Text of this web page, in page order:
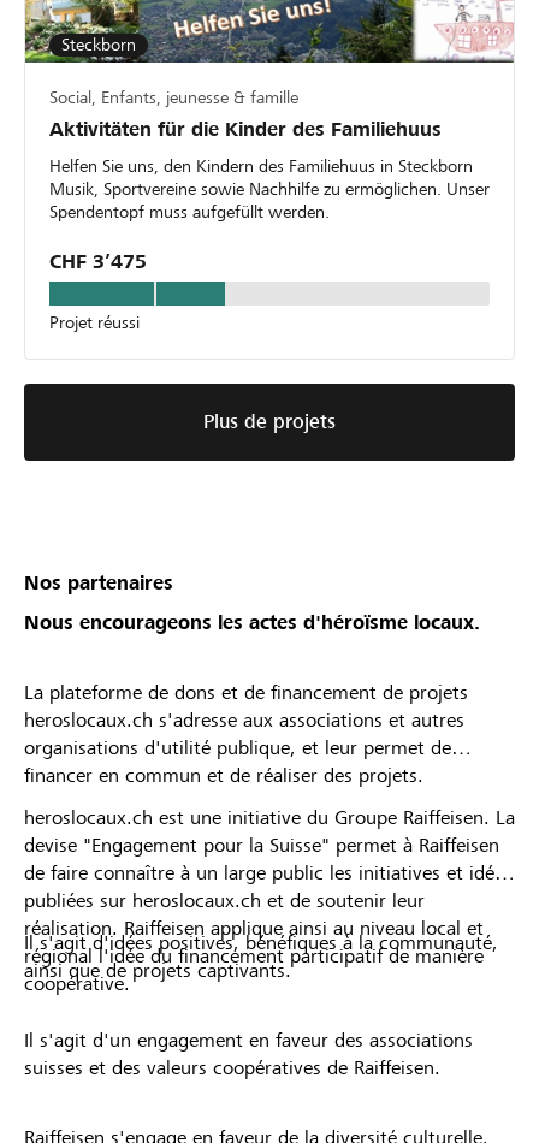
Steckborn
Social, Enfants, jeunesse & famille
Aktivitäten für die Kinder des Familiehuus
Helfen Sie uns, den Kindern des Familiehuus in Steckborn
Musik, Sportvereine sowie Nachhilfe zu ermöglichen. Unser
Spendentopf muss aufgefüllt werden.
CHF 3’475
Projet réussi
Plus de projets
Nos partenaires
Nous encourageons les actes d'héroïsme locaux.
La plateforme de dons et de financement de projets
heroslocaux.ch s'adresse aux associations et autres
organisations d'utilité publique, et leur permet de
financer en commun et de réaliser des projets.
heroslocaux.ch est une initiative du Groupe Raiffeisen. La
devise "Engagement pour la Suisse" permet à Raiffeisen
de faire connaître à un large public les initiatives et idées
publiées sur heroslocaux.ch et de soutenir leur
réalisation. Raiffeisen applique ainsi au niveau local et
régional l'idée du financement participatif de manière
coopérative.
Il s'agit d'idées positives, bénéfiques à la communauté,
ainsi que de projets captivants.
Il s'agit d'un engagement en faveur des associations
suisses et des valeurs coopératives de Raiffeisen.
Raiffeisen s'engage en faveur de la diversité culturelle,